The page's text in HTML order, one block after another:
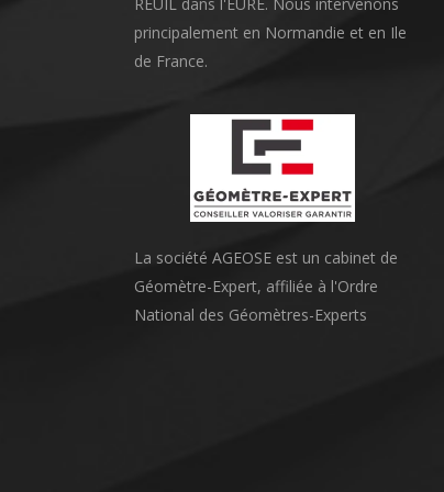
principalement en Normandie et en Ile
de France.
La société AGEOSE est un cabinet de
Géomètre-Expert, affiliée à l'Ordre
National des Géomètres-Experts